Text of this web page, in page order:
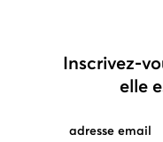
Inscrivez-
elle
adresse email